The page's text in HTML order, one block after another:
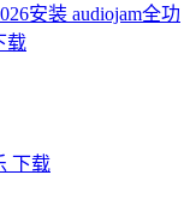
audiojam全功
载
下载